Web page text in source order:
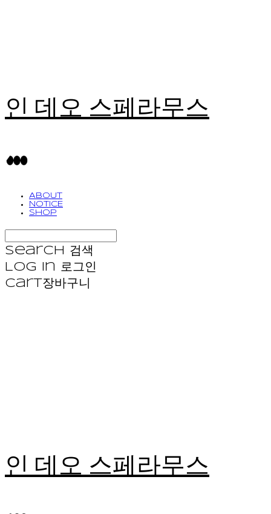
인 데오 스페라무스
ABOUT
NOTICE
SHOP
Search
검색
Log In 로그인
Cart장바구니
인 데오 스페라무스